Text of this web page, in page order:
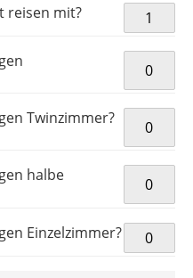
reisen mit?
XXXII.
TOKIO
Menge
Twinzimmer?
halbe
Einzelzimmer?